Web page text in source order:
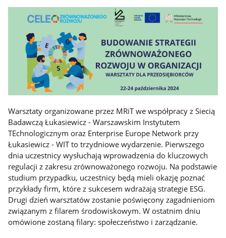
Warsztaty organizowane przez MRiT we współpracy z Siecią
Badawczą Łukasiewicz - Warszawskim Instytutem
TEchnologicznym oraz Enterprise Europe Network przy
Łukasiewicz - WIT to trzydniowe wydarzenie. Pierwszego
dnia uczestnicy wysłuchają wprowadzenia do kluczowych
regulacji z zakresu zrównoważonego rozwoju. Na podstawie
studium przypadku, uczestnicy będą mieli okazję poznać
przykłady firm, które z sukcesem wdrażają strategie ESG.
Drugi dzień warsztatów zostanie poświęcony zagadnieniom
związanym z filarem środowiskowym. W ostatnim dniu
omówione zostaną filary: społeczeństwo i zarządzanie.